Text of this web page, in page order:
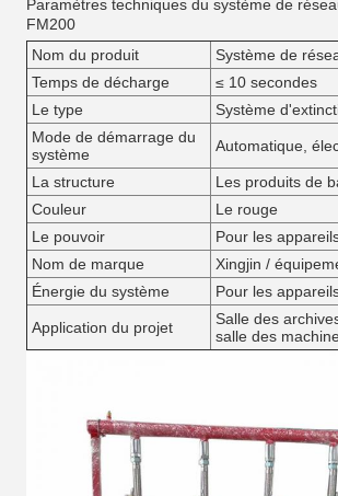
Paramètres techniques du système de
FM200
Nom du produit
Système de
Temps de décharge
≤ 10 secondes
Le type
Système
Mode de démarrage du
système
Automatique,
La structure
Les produits de
Couleur
Le rouge
Le pouvoir
Pour les
Nom de marque
Xingjin /
Énergie du système
Pour les
Application du projet
Salle des
salle des